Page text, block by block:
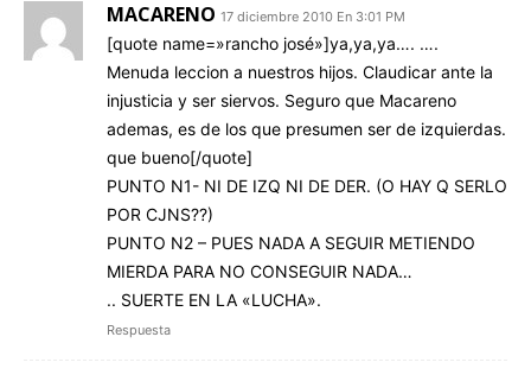
MACARENO 17 diciembre 2010 En 3:01 PM
[quote name=»rancho josé»]ya,ya,ya…. ….
Menuda leccion a nuestros hijos. Claudicar ante la
injusticia y ser siervos. Seguro que Macareno
ademas, es de los que presumen ser de izquierdas.
que bueno[/quote]
PUNTO N1- NI DE IZQ NI DE DER. (O HAY Q SERLO
POR CJNS??)
PUNTO N2 – PUES NADA A SEGUIR METIENDO
MIERDA PARA NO CONSEGUIR NADA…
.. SUERTE EN LA «LUCHA».
Respuesta